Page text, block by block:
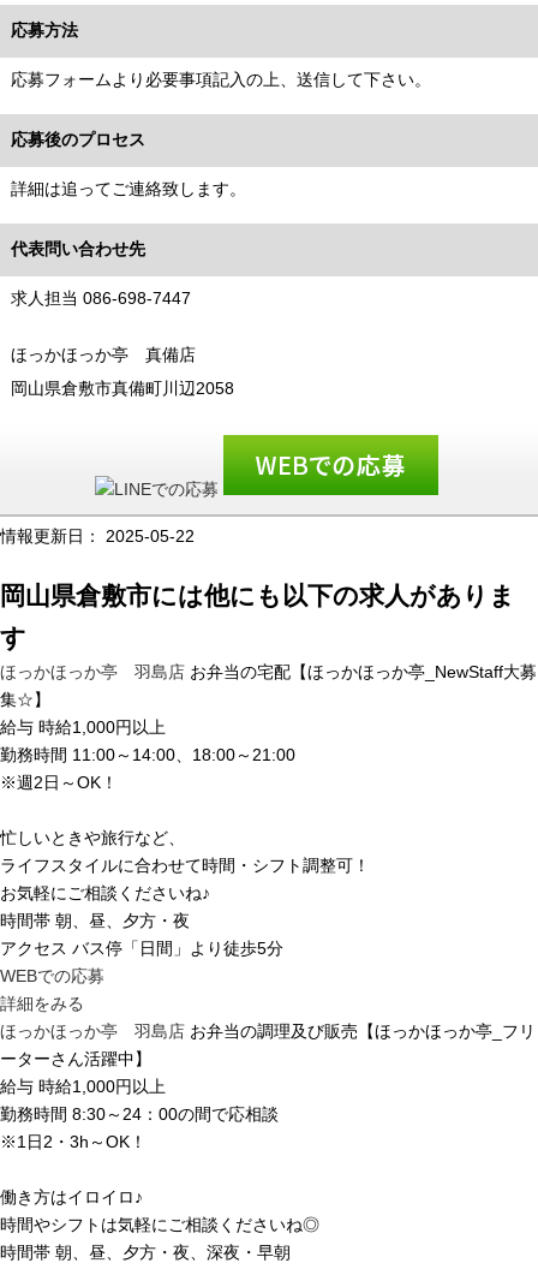
応募方法
応募フォームより必要事項記入の上、送信して下さい。
応募後のプロセス
詳細は追ってご連絡致します。
代表問い合わせ先
求人担当 086-698-7447
ほっかほっか亭 真備店
岡山県倉敷市真備町川辺2058
情報更新日： 2025-05-22
岡山県倉敷市には他にも以下の求人がありま
す
ほっかほっか亭 羽島店 お弁当の宅配【ほっかほっか亭_NewStaff大募
集☆】
給与 時給1,000円以上
勤務時間 11:00～14:00、18:00～21:00
※週2日～OK！
忙しいときや旅行など、
ライフスタイルに合わせて時間・シフト調整可！
お気軽にご相談くださいね♪
時間帯 朝、昼、夕方・夜
アクセス バス停「日間」より徒歩5分
WEBでの応募
詳細をみる
ほっかほっか亭 羽島店 お弁当の調理及び販売【ほっかほっか亭_フリ
ーターさん活躍中】
給与 時給1,000円以上
勤務時間 8:30～24：00の間で応相談
※1日2・3h～OK！
働き方はイロイロ♪
時間やシフトは気軽にご相談くださいね◎
時間帯 朝、昼、夕方・夜、深夜・早朝